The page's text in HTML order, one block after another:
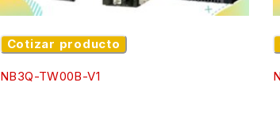
Cotizar producto
NB3Q-TW00B-V1